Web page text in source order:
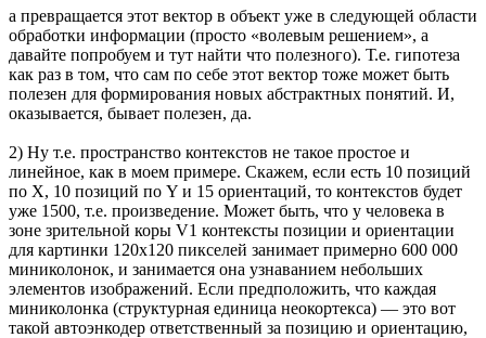
а превращается этот вектор в объект уже в следующей области
обработки информации (просто «волевым решением», а
давайте попробуем и тут найти что полезного). Т.е. гипотеза
как раз в том, что сам по себе этот вектор тоже может быть
полезен для формирования новых абстрактных понятий. И,
оказывается, бывает полезен, да.
2) Ну т.е. пространство контекстов не такое простое и
линейное, как в моем примере. Скажем, если есть 10 позиций
по X, 10 позиций по Y и 15 ориентаций, то контекстов будет
уже 1500, т.е. произведение. Может быть, что у человека в
зоне зрительной коры V1 контексты позиции и ориентации
для картинки 120х120 пикселей занимает примерно 600 000
миниколонок, и занимается она узнаванием небольших
элементов изображений. Если предположить, что каждая
миниколонка (структурная единица неокортекса) — это вот
такой автоэнкодер ответственный за позицию и ориентацию,